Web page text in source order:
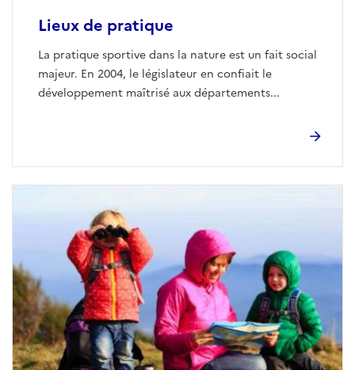
Lieux de pratique
La pratique sportive dans la nature est un fait social
majeur. En 2004, le législateur en confiait le
développement maîtrisé aux départements...